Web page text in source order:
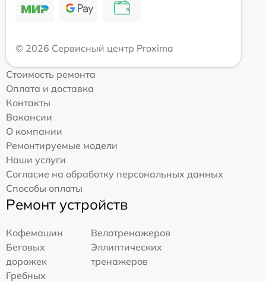
© 2026 Сервисный центр Proxima
Стоимость ремонта
Оплата и доставка
Контакты
Вакансии
О компании
Ремонтируемые модели
Наши услуги
Согласие на обработку персональных данных
Способы оплаты
Ремонт устройств
Кофемашин
Велотренажеров
Беговых
дорожек
Эллиптических
тренажеров
Гребных